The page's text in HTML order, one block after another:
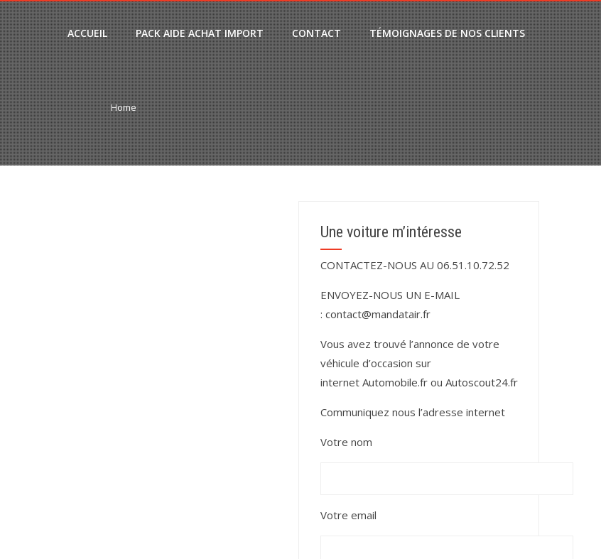
ACCUEIL PACK AIDE ACHAT IMPORT CONTACT TÉMOIGNAGES DE NOS CLIENTS
Home
Une voiture m’intéresse
CONTACTEZ-NOUS AU 06.51.10.72.52
ENVOYEZ-NOUS UN E-MAIL
: contact@mandatair.fr
Vous avez trouvé l’annonce de votre
véhicule d’occasion sur
internet Automobile.frou Autoscout24.fr
Communiquez nous l’adresse internet
Votre nom
Votre email